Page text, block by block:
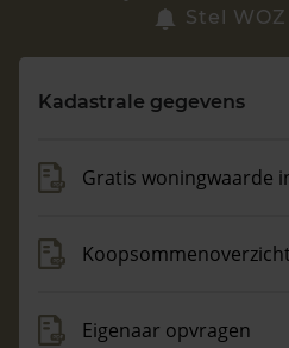
Vragen? Neem contact met
088 220 4200
Stel
Kadastrale gegevens
Gratis woningwaarde
Koopsommenoverzicht
Eigenaar opvragen